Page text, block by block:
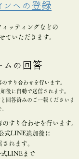
ンへの登録
ッティングなどの
ていただきます。
の回答
すり合わせを行います。
後に自動で送信されます。
回答済みのご一報くださいま
すり合わせを行います。
式LINE追加後に
れます。
式LINEまで